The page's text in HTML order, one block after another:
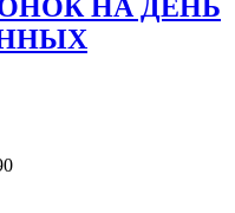
НА ДЕНЬ